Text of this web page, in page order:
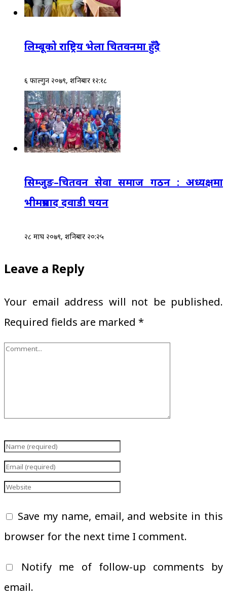
लिम्बूको राष्ट्रिय भेला चितवनमा हुँदै
६ फाल्गुन २०७९, शनिबार १२:१८
सिम्जुङ–चितवन सेवा समाज गठन : अध्यक्षमा
भीमप्रसाद दवाडी चयन
२८ माघ २०७९, शनिबार २०:२५
Leave a Reply
Your email address will not be published.
Required fields are marked *
Save my name, email, and website in this
browser for the next time I comment.
Notify me of follow-up comments by
email.